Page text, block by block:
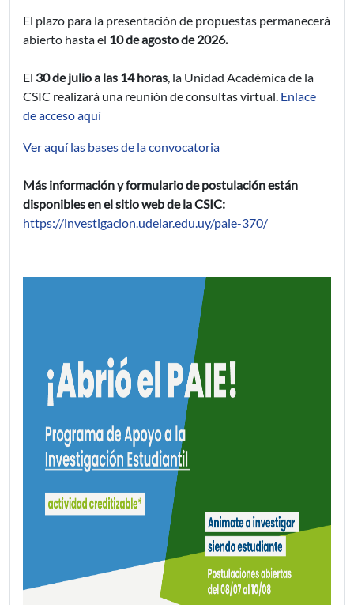
El plazo para la presentación de propuestas permanecerá
abierto hasta el 10 de agosto de 2026.
El 30 de julio a las 14 horas, la Unidad Académica de la
CSIC realizará una reunión de consultas virtual. Enlace
de acceso aquí
Ver aquí las bases de la convocatoria
Más información y formulario de postulación están
disponibles en el sitio web de la CSIC:
https://investigacion.udelar.edu.uy/paie-370/